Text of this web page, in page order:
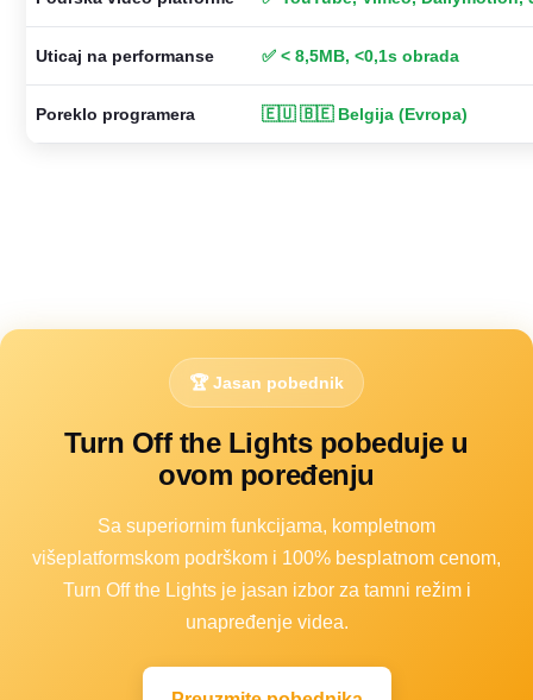
Uticaj na performanse ✅ < 8,5MB, <0,1s obrada
Poreklo programera 🇪🇺 🇧🇪 Belgija (Evropa)
🏆 Jasan pobednik
Turn Off the Lights pobeduje u
ovom poređenju
Sa superiornim funkcijama, kompletnom
višeplatformskom podrškom i 100% besplatnom cenom,
Turn Off the Lights je jasan izbor za tamni režim i
unapređenje videa.